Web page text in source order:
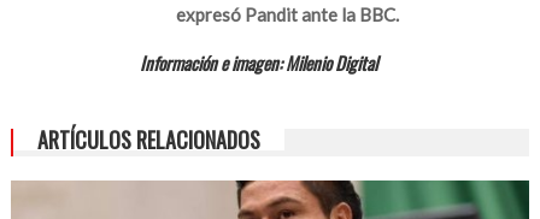
expresó Pandit ante la BBC.
Información e imagen: Milenio Digital
ARTÍCULOS RELACIONADOS